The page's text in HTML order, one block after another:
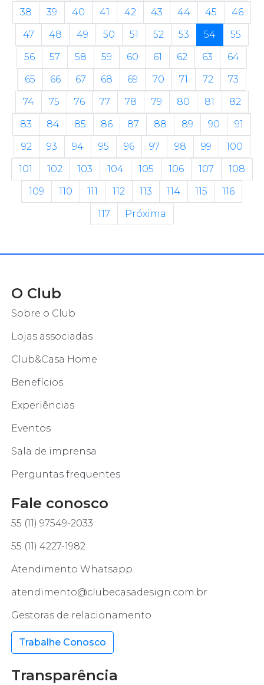
38
39 40 41 42 43 44 45
46
47
48 49 50 51 52 53 54
55
56
57 58 59 60 61 62 63
64
65
66 67 68 69 70 71 72
73
74
75 76 77 78 79 80 81
82
83
84 85 86 87 88 89 90
91
92
93 94 95 96 97 98 99
100
101
102 103 104 105 106 107
108
109
110 111 112 113 114 115
116
117
Próxima
O Club
Sobre o Club
Lojas associadas
Club&Casa Home
Benefícios
Experiências
Eventos
Sala de imprensa
Perguntas frequentes
Fale conosco
55 (11) 97549-2033
55 (11) 4227-1982
Atendimento Whatsapp
atendimento@clubecasadesign.com.br
Gestoras de relacionamento
Trabalhe Conosco
Transparência